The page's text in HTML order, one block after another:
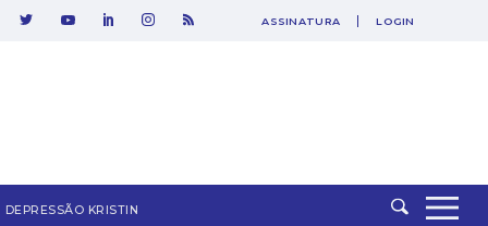
SAIR
ASSINATURA LOGIN
DEPRESSÃO KRISTIN